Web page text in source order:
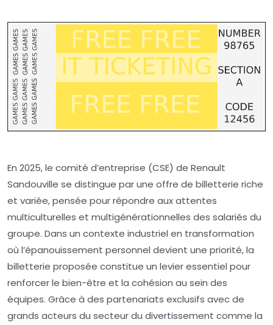
En 2025, le comité d’entreprise (CSE) de Renault
Sandouville se distingue par une offre de billetterie riche
et variée, pensée pour répondre aux attentes
multiculturelles et multigénérationnelles des salariés du
groupe. Dans un contexte industriel en transformation
où l’épanouissement personnel devient une priorité, la
billetterie proposée constitue un levier essentiel pour
renforcer le bien-être et la cohésion au sein des
équipes. Grâce à des partenariats exclusifs avec de
grands acteurs du secteur du divertissement comme la